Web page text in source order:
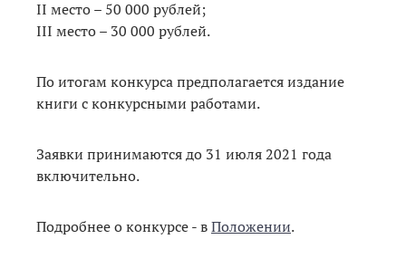
II место – 50 000 рублей;
III место – 30 000 рублей.
По итогам конкурса предполагается издание
книги с конкурсными работами.
Заявки принимаются до 31 июля 2021 года
включительно.
Подробнее о конкурсе - вПоложении.